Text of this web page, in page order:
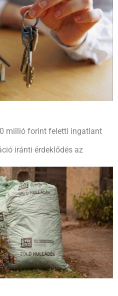
millió forint feletti ingatlant
iránti érdeklődés az